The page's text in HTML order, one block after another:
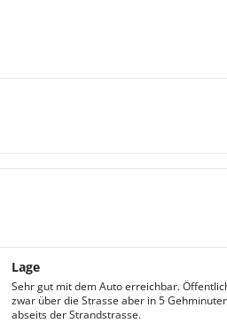
Lage
Sehr gut mit dem Auto erreichbar.
zwar über die Strasse aber in 5
abseits der Strandstrasse.